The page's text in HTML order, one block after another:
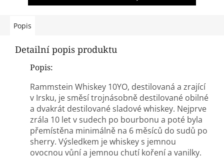
Popis
Detailní popis produktu
Popis:
Rammstein Whiskey 10YO, destilovaná a zrající
v Irsku, je směsí trojnásobně destilované obilné
a dvakrát destilované sladové whiskey. Nejprve
zrála 10 let v sudech po bourbonu a poté byla
přemístěna minimálně na 6 měsíců do sudů po
sherry. Výsledkem je whiskey s jemnou
ovocnou vůní a jemnou chutí koření a vanilky.